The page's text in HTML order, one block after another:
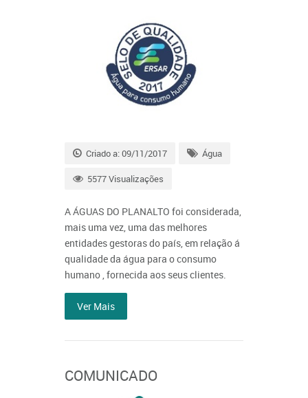
Criado a: 09/11/2017 Água
5577 Visualizações
A ÁGUAS DO PLANALTO foi considerada,
mais uma vez, uma das melhores
entidades gestoras do país, em relação á
qualidade da água para o consumo
humano , fornecida aos seus clientes.
Ver Mais
COMUNICADO